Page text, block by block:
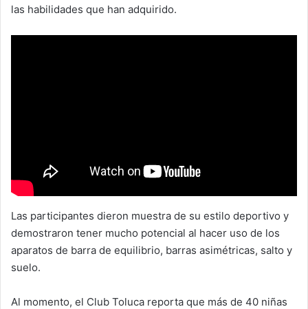
las habilidades que han adquirido.
Las participantes dieron muestra de su estilo deportivo y
demostraron tener mucho potencial al hacer uso de los
aparatos de barra de equilibrio, barras asimétricas, salto y
suelo.
Al momento, el Club Toluca reporta que más de 40 niñas